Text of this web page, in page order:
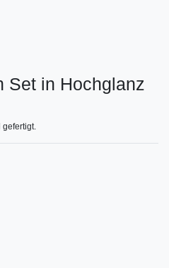
Set in Hochglanz